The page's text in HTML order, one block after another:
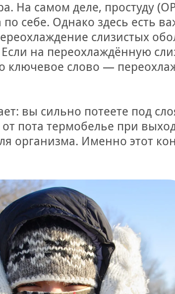
На самом деле, простуду
по себе. Однако здесь есть
слизистых
на переохлаждённую
ключевое слово —
вы сильно потеете под
пота термобелье при
организма. Именно этот